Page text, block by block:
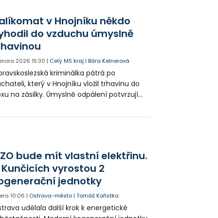
mohutně explodoval.
v Hnojníku někdo
do vzduchu úmyslně
2026 15:30 | Celý MS kraj |Bára Kelnerová
kriminálka pátrá po
který v Hnojníku vložil trhavinu do
na zásilky. Úmyslně odpálení potvrzují
bude mít vlastní elektřinu.
Kunčicích vyrostou 2
jednotky
10:06 | Ostrava-město |Tomáš Kořistka
udělala další krok k energetické